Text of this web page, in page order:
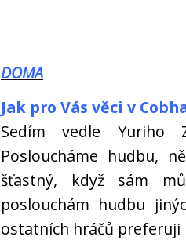
DOMA
Jak pro Vás věci v
Sedím vedle Yuriho
Posloucháme hudbu,
šťastný, když sám
poslouchám hudbu
ostatních hráčů